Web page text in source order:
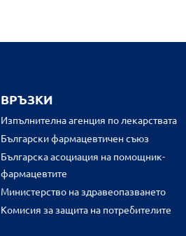
ВРЪЗКИ
Изпълнителна агенция по лекарствата
Български фармацевтичен съюз
Българска асоциация на помощник-
фармацевтите
Министерство на здравеопазването
Комисия за защита на потребителите